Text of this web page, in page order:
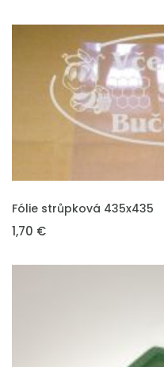
VLOŽIT DO KOŠÍKU
Fólie strůpková 435x435
1,70 €